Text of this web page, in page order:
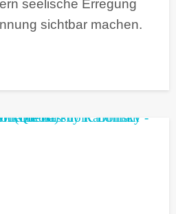
seelische Erregung
sichtbar machen.